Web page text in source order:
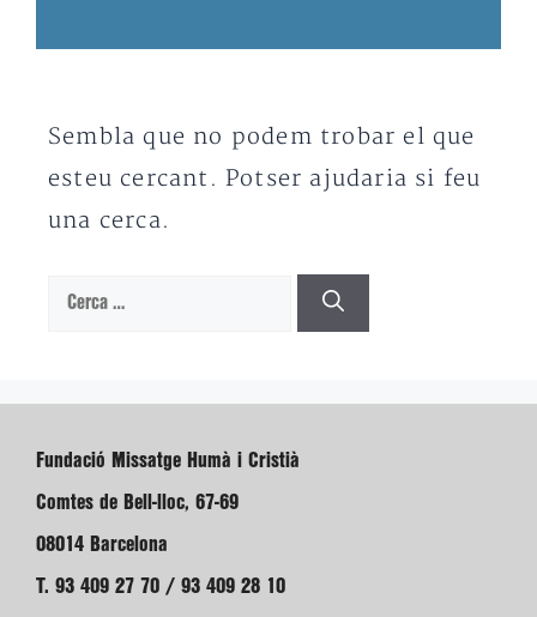
Sembla que no podem trobar el que
esteu cercant. Potser ajudaria si feu
una cerca.
Cerca:
Fundació Missatge Humà i Cristià
Comtes de Bell-lloc, 67-69
08014 Barcelona
T. 93 409 27 70 / 93 409 28 10